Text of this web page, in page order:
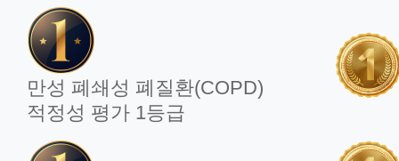
정신건강의학과
가정의학과
만성 폐쇄성 폐질환(COPD)
적정성 평가 1등급